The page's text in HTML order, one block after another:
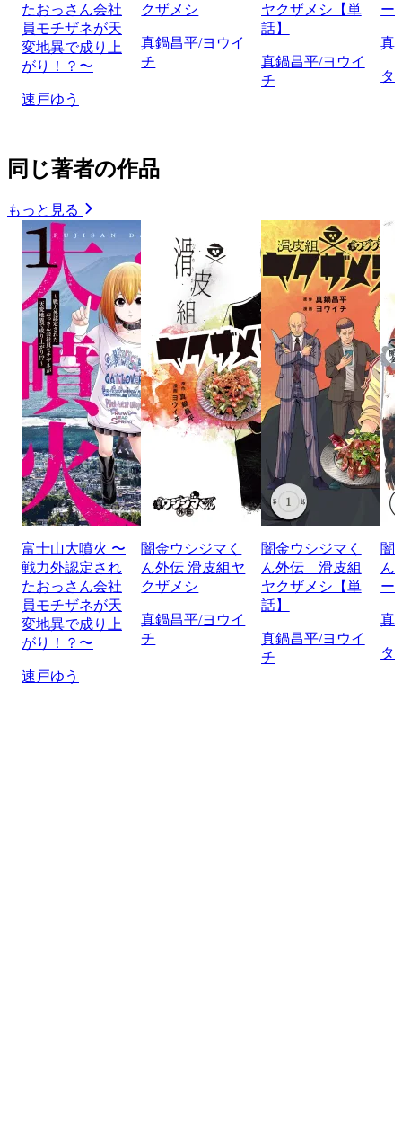
たおっさん会社
員モチザネが天
変地異で成り上
がり！？〜
速戸ゆう
クザメシ
真鍋昌平/ヨウイ
チ
ヤクザメシ【単
話】
真鍋昌平/ヨウイ
チ
ー
真
タ
同じ著者の作品
もっと見る
富士山大噴火 〜
戦力外認定され
たおっさん会社
員モチザネが天
変地異で成り上
がり！？〜
速戸ゆう
闇金ウシジマく
ん外伝 滑皮組ヤ
クザメシ
真鍋昌平/ヨウイ
チ
闇金ウシジマく
ん外伝 滑皮組
ヤクザメシ【単
話】
真鍋昌平/ヨウイ
チ
闇
ん
ー
真
タ